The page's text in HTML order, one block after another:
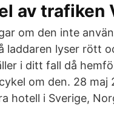
av trafiken
om den inte
laddaren lyser rött
i ditt fall då
om den. 28
hotell i Sverige,